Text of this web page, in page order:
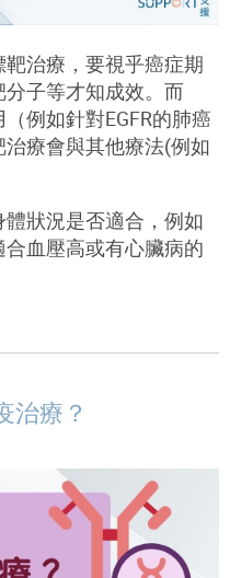
治療，要視乎癌症期
子等才知成效。而
例如針對EGFR的肺癌
療會與其他療法(例如
狀況是否適合，例如
血壓高或有心臟病的
治療？